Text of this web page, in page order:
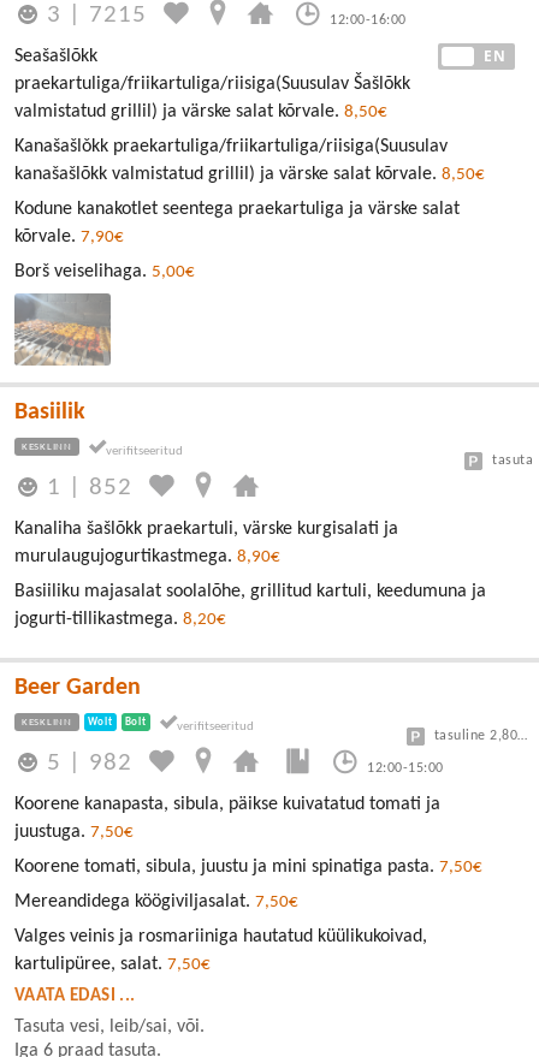
3 7215 12:00-16:00
EN
Seašašlõkk
praekartuliga/friikartuliga/riisiga(Suusulav Šašlõkk
valmistatud grillil) ja värske salat kõrvale. 8,50€
Kanašašlǒkk praekartuliga/friikartuliga/riisiga(Suusulav
kanašašlõkk valmistatud grillil) ja värske salat kõrvale. 8,50€
Kodune kanakotlet seentega praekartuliga ja värske salat
kõrvale. 7,90€
Borš veiselihaga. 5,00€
Basiilik
KESKLINN
1 852
tasuta
Kanaliha šašlõkk praekartuli, värske kurgisalati ja
murulaugujogurtikastmega. 8,90€
Basiiliku majasalat soolalõhe, grillitud kartuli, keedumuna ja
jogurti-tillikastmega. 8,20€
Beer Garden
KESKLINN Wolt Bolt
5 982 12:00-15:00
tasuline 2,80/30min
Koorene kanapasta, sibula, päikse kuivatatud tomati ja
juustuga. 7,50€
Koorene tomati, sibula, juustu ja mini spinatiga pasta. 7,50€
Mereandidega köögiviljasalat. 7,50€
Valges veinis ja rosmariiniga hautatud küülikukoivad,
kartulipüree, salat. 7,50€
VAATA EDASI ...
Tasuta vesi, leib/sai, või.
Iga 6 praad tasuta.